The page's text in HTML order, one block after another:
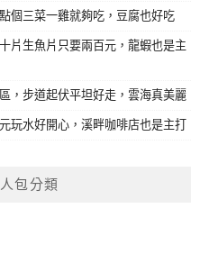
個三菜一雞就夠吃，豆腐也好吃
片生魚片只要兩百元，龍蝦也是主
，步道起伏平坦好走，雲海真美麗
玩水好開心，溪畔咖啡店也是主打
包分類